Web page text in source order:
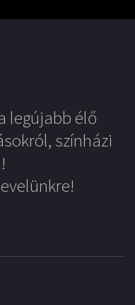
legújabb élő
színházi